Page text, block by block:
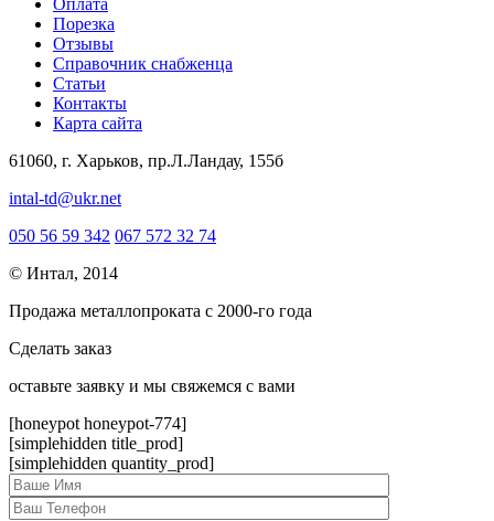
Оплата
Порезка
Отзывы
Справочник снабженца
Статьи
Контакты
Карта сайта
61060, г. Харьков, пр.Л.Ландау, 155б
intal-td@ukr.net
050 56 59 342 067 572 32 74
© Интал, 2014
Продажа металлопроката с 2000-го года
Сделать заказ
оcтавьте заявку и мы свяжемся с вами
[honeypot honeypot-774]
[simplehidden title_prod]
[simplehidden quantity_prod]